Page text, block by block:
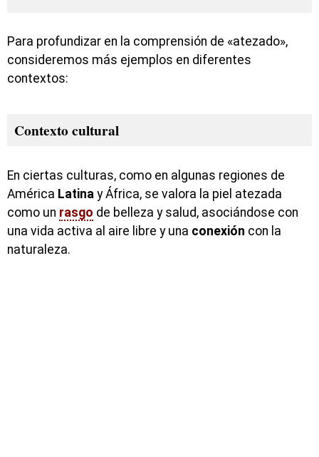
Para profundizar en la comprensión de «atezado»,
consideremos más ejemplos en diferentes
contextos:
Contexto cultural
En ciertas culturas, como en algunas regiones de
América Latina y África, se valora la piel atezada
como un rasgo de belleza y salud, asociándose con
una vida activa al aire libre y una conexión con la
naturaleza.